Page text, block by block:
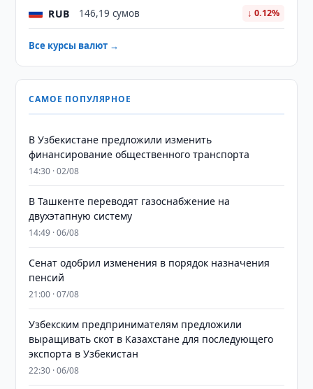
RUB 146,19 сумов ↓ 0.12%
Все курсы валют →
САМОЕ ПОПУЛЯРНОЕ
В Узбекистане предложили изменить
финансирование общественного транспорта
14:30 · 02/08
В Ташкенте переводят газоснабжение на
двухэтапную систему
14:49 · 06/08
Сенат одобрил изменения в порядок назначения
пенсий
21:00 · 07/08
Узбекским предпринимателям предложили
выращивать скот в Казахстане для последующего
экспорта в Узбекистан
22:30 · 06/08